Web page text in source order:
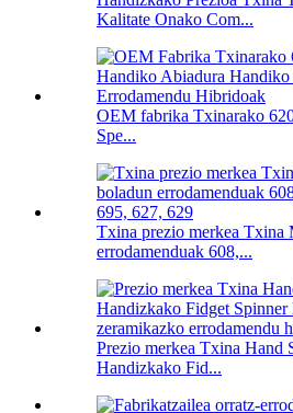
Kalitate Onako Com...
OEM fabrika Txinarako
Spe...
Txina prezio merkea Txina
errodamenduak 608,...
Prezio merkea Txina Hand
Handizkako Fid...